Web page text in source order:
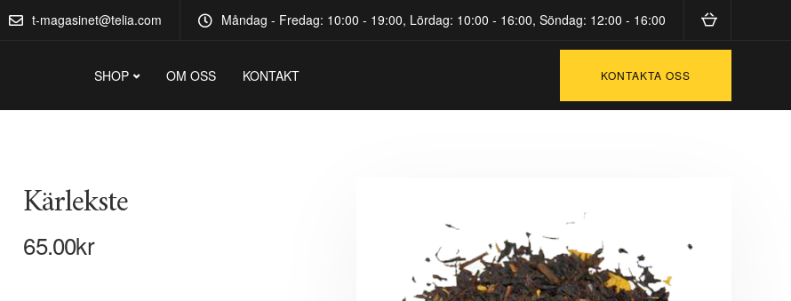
t-magasinet@telia.com Måndag - Fredag: 10:00 - 19:00, Lördag: 10:00 - 16:00, Söndag: 12:00 - 16:00
SHOP OM OSS KONTAKT KONTAKTA OSS
Kärlekste
65.00kr